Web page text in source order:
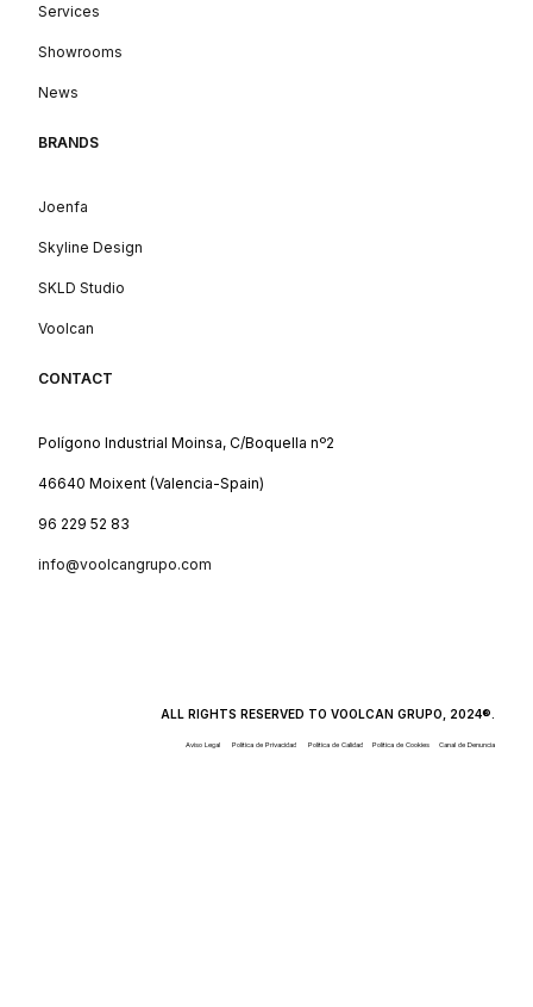
Services
Showrooms
News
BRANDS
Joenfa
Skyline Design
SKLD Studio
Voolcan
CONTACT
Polígono Industrial Moinsa, C/Boquella nº2
46640 Moixent (Valencia-Spain)
96 229 52 83
info@voolcangrupo.com
ALL RIGHTS RESERVED TO VOOLCAN GRUPO, 2024®.
Aviso Legal Política de Privacidad Política de Calidad Política de Cookies Canal de Denuncia